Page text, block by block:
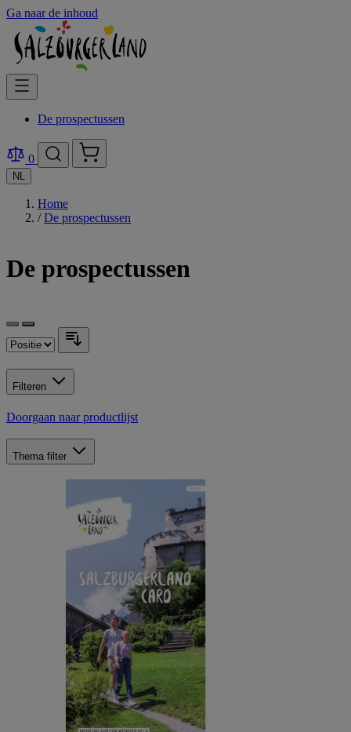
Ga naar de inhoud
De prospectussen
0
NL
Home
/ De prospectussen
De prospectussen
Filteren
Doorgaan naar productlijst
Thema filter